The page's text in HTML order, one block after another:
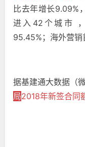
比去年增长9.09%
进入42个城市
95.45%；海外营销
据基建通大数据（
局2018年新签合同